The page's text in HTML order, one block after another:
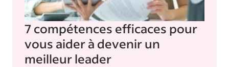
7 compétences efficaces pour
vous aider à devenir un
meilleur leader